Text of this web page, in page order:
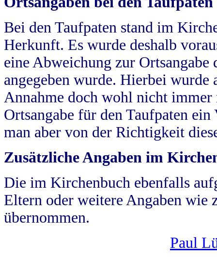
Bei den Taufpaten stand im
Herkunft. Es wurde deshalb
eine Abweichung zur
angegeben wurde. Hierbei wurde
Annahme doch wohl nicht
Ortsangabe für den Taufpaten
man aber von der Richtigkeit
Zusätzliche Angaben im
Die im Kirchenbuch ebenfalls
Eltern oder weitere Angaben wie
übernommen.
Paul